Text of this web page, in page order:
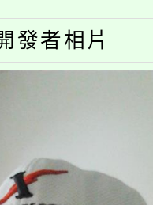
案入校路
育專業人
發者相片